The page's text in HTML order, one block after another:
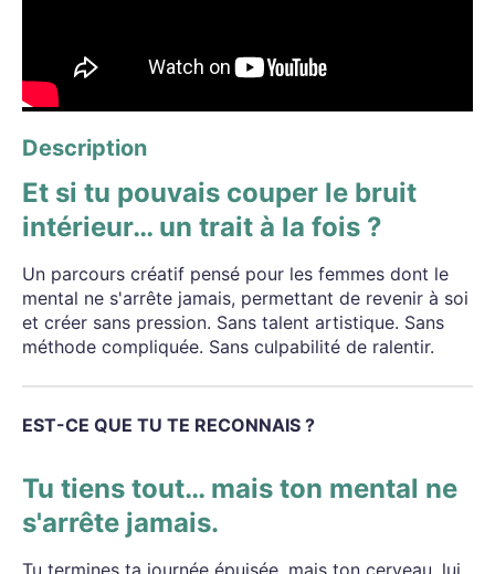
Description
Et si tu pouvais couper le bruit
intérieur… un trait à la fois ?
Un parcours créatif pensé pour les femmes dont le
mental ne s'arrête jamais, permettant de revenir à soi
et créer sans pression. Sans talent artistique. Sans
méthode compliquée. Sans culpabilité de ralentir.
EST-CE QUE TU TE RECONNAIS ?
Tu tiens tout… mais ton mental ne
s'arrête jamais.
Tu termines ta journée épuisée, mais ton cerveau, lui,